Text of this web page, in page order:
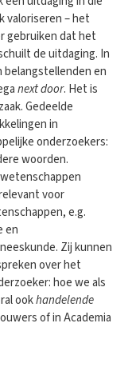
valoriseren – het
gebruiken dat het
de uitdaging. In
belangstellenden en
next door. Het is
Gedeelde
in
onderzoekers:
woorden.
voor
e.g.
en
Zij kunnen
over het
hoe we als
ookhandelende
of in Academia